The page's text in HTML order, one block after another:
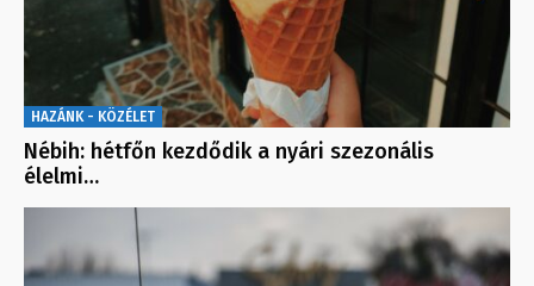
HAZÁNK - KÖZÉLET
Nébih: hétfőn kezdődik a nyári szezonális
élelmi…